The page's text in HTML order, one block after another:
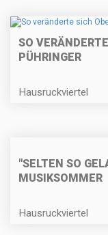
SO
PÜHRINGER
Hausruckviertel
"SELTEN SO
MUSIKSOMMER
Hausruckviertel